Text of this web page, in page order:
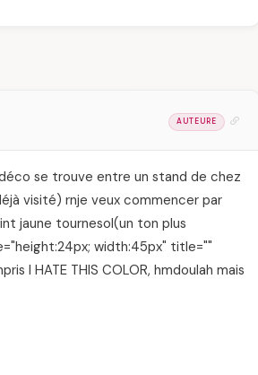
AUTEURE
se trouve entre un stand de chez
visité) rnje veux commencer par
jaune tournesol(un ton plus
width:45px" title=""
I HATE THIS COLOR, hmdoulah mais